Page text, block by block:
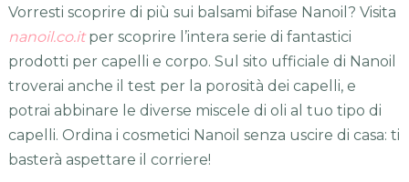
Vorresti scoprire di più sui balsami bifase Nanoil? Visita
nanoil.co.it per scoprire l’intera serie di fantastici
prodotti per capelli e corpo. Sul sito ufficiale di Nanoil
troverai anche il test per la porosità dei capelli, e
potrai abbinare le diverse miscele di oli al tuo tipo di
capelli. Ordina i cosmetici Nanoil senza uscire di casa: ti
basterà aspettare il corriere!